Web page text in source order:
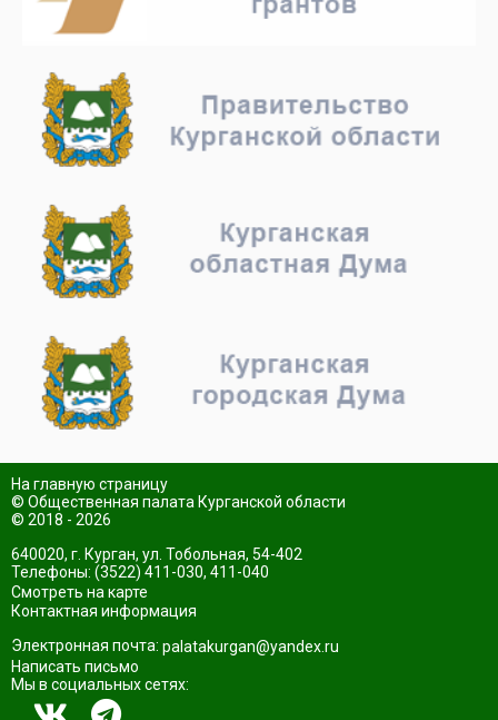
На главную страницу
© Общественная палата Курганской области
© 2018 - 2026
640020, г. Курган, ул. Тобольная, 54-402
Телефоны: (3522) 411-030, 411-040
Смотреть на карте
Контактная информация
Электронная почта: palatakurgan@yandex.ru
Написать письмо
Мы в социальных сетях: